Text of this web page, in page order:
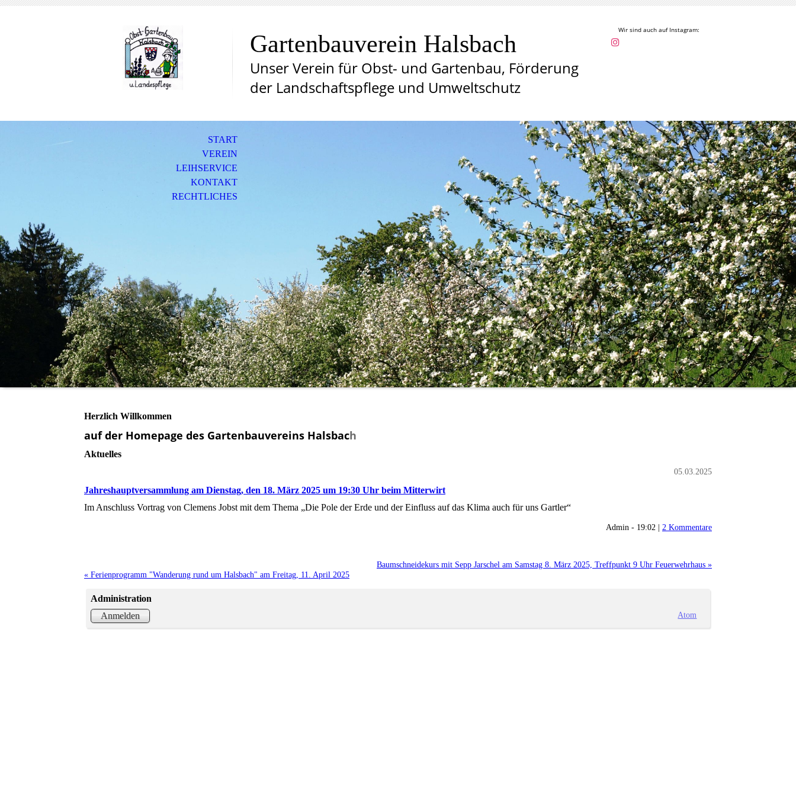
Gartenbauverein Halsbach
Unser Verein für Obst- und Gartenbau, Förderung
der Landschaftspflege und Umweltschutz
Wir sind auch auf Instagram:
START
VEREIN
LEIHSERVICE
KONTAKT
RECHTLICHES
Herzlich Willkommen
auf der Homepage des Gartenbauvereins Halsbach
Aktuelles
05.03.2025
Jahreshauptversammlung am Dienstag, den 18. März 2025 um 19:30 Uhr beim Mitterwirt
Im Anschluss Vortrag von Clemens Jobst mit dem Thema „Die Pole der Erde und der Einfluss auf das Klima auch für uns Gartler“
Admin - 19:02 | 2 Kommentare
Baumschneidekurs mit Sepp Jarschel am Samstag 8. März 2025, Treffpunkt 9 Uhr Feuerwehrhaus »
« Ferienprogramm "Wanderung rund um Halsbach" am Freitag, 11. April 2025
Administration
Anmelden
Atom